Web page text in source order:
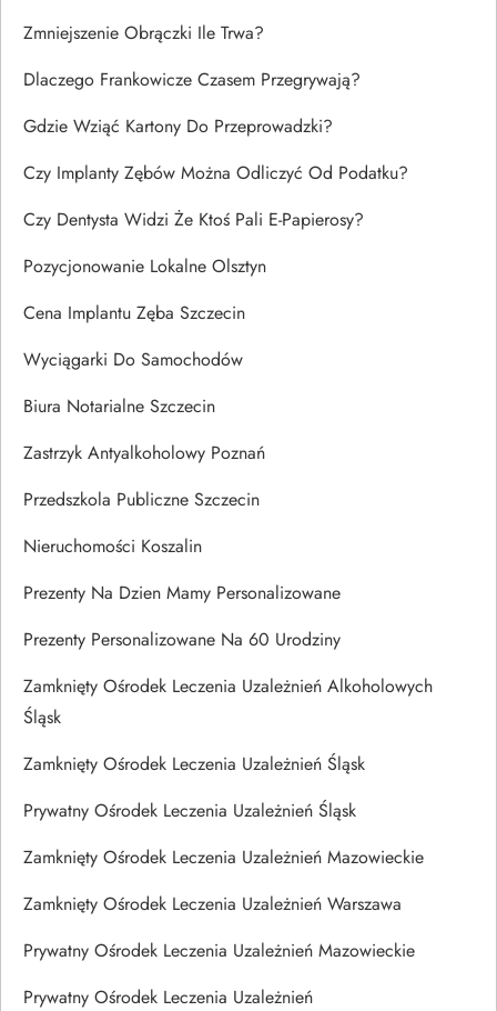
Zmniejszenie Obrączki Ile Trwa?
Dlaczego Frankowicze Czasem Przegrywają?
Gdzie Wziąć Kartony Do Przeprowadzki?
Czy Implanty Zębów Można Odliczyć Od Podatku?
Czy Dentysta Widzi Że Ktoś Pali E-Papierosy?
Pozycjonowanie Lokalne Olsztyn
Cena Implantu Zęba Szczecin
Wyciągarki Do Samochodów
Biura Notarialne Szczecin
Zastrzyk Antyalkoholowy Poznań
Przedszkola Publiczne Szczecin
Nieruchomości Koszalin
Prezenty Na Dzien Mamy Personalizowane
Prezenty Personalizowane Na 60 Urodziny
Zamknięty Ośrodek Leczenia Uzależnień Alkoholowych
Śląsk
Zamknięty Ośrodek Leczenia Uzależnień Śląsk
Prywatny Ośrodek Leczenia Uzależnień Śląsk
Zamknięty Ośrodek Leczenia Uzależnień Mazowieckie
Zamknięty Ośrodek Leczenia Uzależnień Warszawa
Prywatny Ośrodek Leczenia Uzależnień Mazowieckie
Prywatny Ośrodek Leczenia Uzależnień